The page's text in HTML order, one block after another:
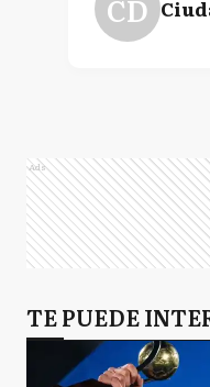
CD
Ads
TE PUEDE